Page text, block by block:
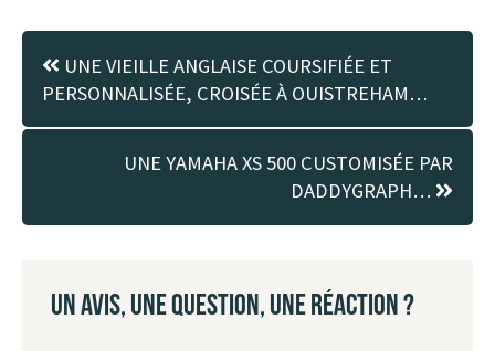
UNE VIEILLE ANGLAISE COURSIFIÉE ET
PERSONNALISÉE, CROISÉE À OUISTREHAM…
UNE YAMAHA XS 500 CUSTOMISÉE PAR
DADDYGRAPH…
UN AVIS, UNE QUESTION, UNE RÉACTION ?